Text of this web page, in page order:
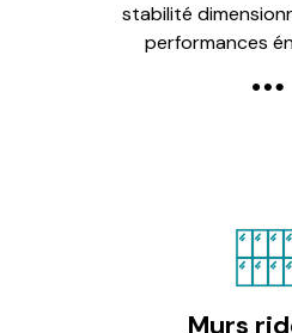
stabilité
performances
Murs